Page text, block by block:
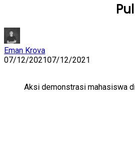
Eman Krova
07/12/202107/12/2021
Aksi demonstrasi mahasiswa